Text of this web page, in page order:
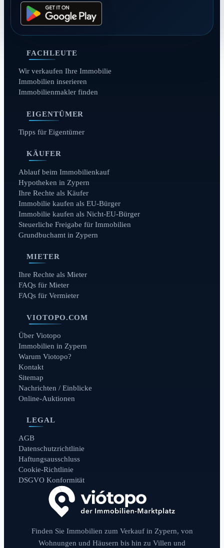
FACHLEUTE
Wir verkaufen Ihre Immobilie
Immobilien inserieren
Immobilienmakler finden
EIGENTÜMER
Tipps für Eigentümer
KÄUFER
Ablauf beim Immobilienkauf
Hypotheken in Zypern
Ihre Rechte als Käufer
Immobilie kaufen als EU-Bürger
Immobilie kaufen als Nicht-EU-Bürger
Steuerliche Freigabe für Immobilien
Grundbuchamt in Zypern
MIETER
Ihre Rechte als Mieter
FAQs für Mieter
FAQs für Vermieter
VIOTOPO.COM
Über Viotopo
Immobilien in Zypern
Warum Viotopo?
Kontakt
Sitemap
Nachrichten / Einblicke
Online-Auktionen
LEGAL
AGB
Datenschutzrichtlinie
Haftungsausschluss
Cookie-Richtlinie
DSGVO Konformität
Finden Sie Immobilien zum Verkauf in Zypern, von
Wohnungen und Häusern bis hin zu Villen und